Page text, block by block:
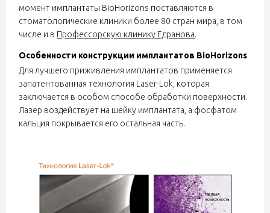
момент имплантаты BioHorizons поставляются в
стоматологические клиники более 80 стран мира, в том
числе и в Профессорскую клинику Едранова.
Особенности конструкции имплантатов BioHorizons
Для лучшего приживления имплантатов применяется
запатентованная технология Laser-Lok, которая
заключается в особом способе обработки поверхности.
Лазер воздействует на шейку имплантата, а фосфатом
кальция покрывается его остальная часть.